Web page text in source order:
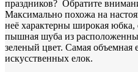
праздников? Обратите
Максимально похожа на
неё характерны широкая
пышная шуба из
зеленый цвет. Самая объемная
искусственных елок.